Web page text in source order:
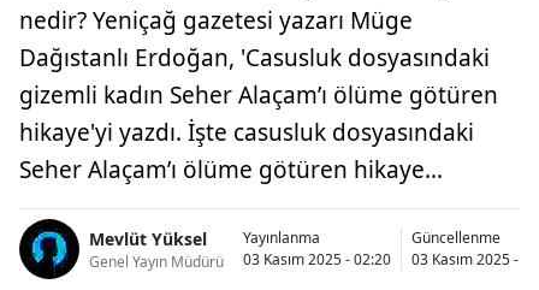
nedir? Yeniçağ gazetesi yazarı Müge
Dağıstanlı Erdoğan, 'Casusluk dosyasındaki
gizemli kadın Seher Alaçam’ı ölüme götüren
hikaye'yi yazdı. İşte casusluk dosyasındaki
Seher Alaçam’ı ölüme götüren hikaye...
Mevlüt Yüksel
Genel Yayın Müdürü
Yayınlanma
03 Kasım 2025 - 02:20
Güncellenme
03 Kasım 2025 -